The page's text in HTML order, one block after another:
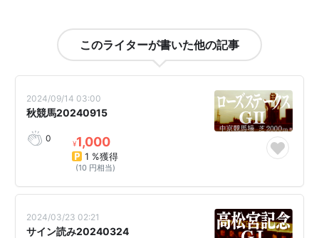
このライターが書いた他の記事
2024/09/14 03:00
秋競馬20240915
0 ¥1,000
1 %獲得
(10 円相当)
2024/03/23 02:21
サイン読み20240324